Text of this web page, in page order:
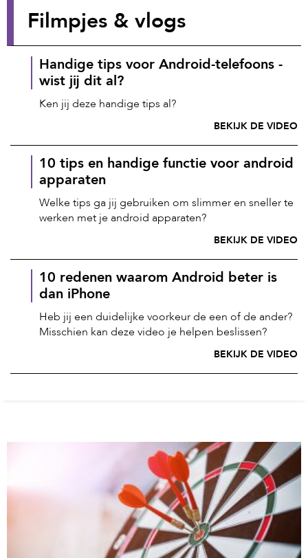
Filmpjes & vlogs
Handige tips voor Android-telefoons -
wist jij dit al?
Ken jij deze handige tips al?
BEKIJK DE VIDEO
10 tips en handige functie voor android
apparaten
Welke tips ga jij gebruiken om slimmer en sneller te
werken met je android apparaten?
BEKIJK DE VIDEO
10 redenen waarom Android beter is
dan iPhone
Heb jij een duidelijke voorkeur de een of de ander?
Misschien kan deze video je helpen beslissen?
BEKIJK DE VIDEO